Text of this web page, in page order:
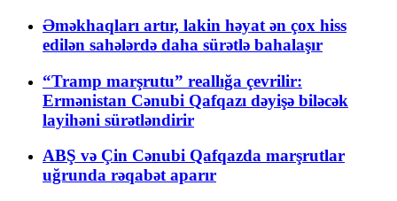
Əməkhaqları artır, lakin həyat ən çox hiss
edilən sahələrdə daha sürətlə bahalaşır
“Tramp marşrutu” reallığa çevrilir:
Ermənistan Cənubi Qafqazı dəyişə biləcək
layihəni sürətləndirir
ABŞ və Çin Cənubi Qafqazda marşrutlar
uğrunda rəqabət aparır